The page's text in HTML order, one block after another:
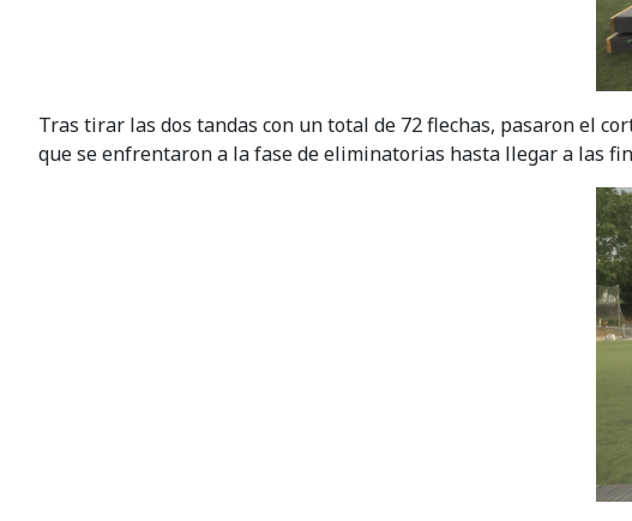
Tras tirar las dos tandas con un total de 72 flechas, pasaron el
que se enfrentaron a la fase de eliminatorias hasta llegar a las